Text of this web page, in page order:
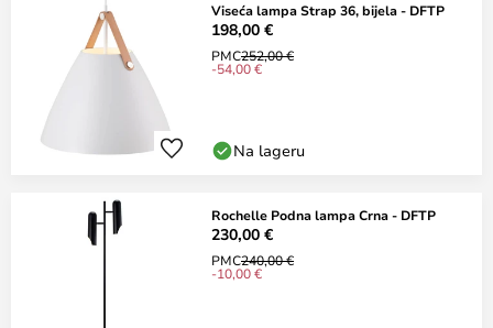
Viseća lampa Strap 36, bijela - DFTP
198,00 €
PMC252,00 €
-54,00 €
Na lageru
Rochelle Podna lampa Crna - DFTP
230,00 €
PMC240,00 €
-10,00 €